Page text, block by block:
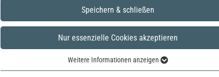
Speichern & schließen
Nur essenzielle Cookies akzeptieren
Weitere Informationen anzeigen